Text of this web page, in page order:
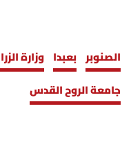
الصنوبر بعبدا وزارة
جامعة الروح القدس